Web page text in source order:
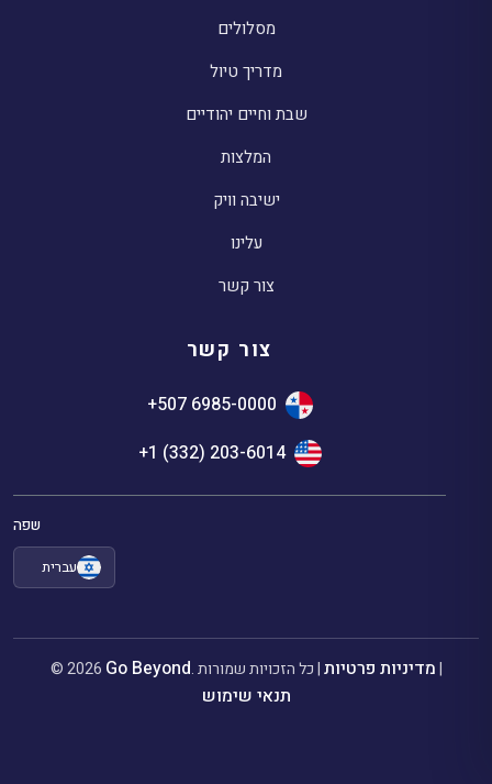
מסלולים
מדריך טיול
שבת וחיים יהודיים
המלצות
ישיבה וויק
עלינו
צור קשר
צור קשר
+507 6985-0000
+1 (332) 203-6014
שפה
עברית
© 2026 Go Beyond . כל הזכויות שמורות |מדיניות פרטיות|
תנאי שימוש